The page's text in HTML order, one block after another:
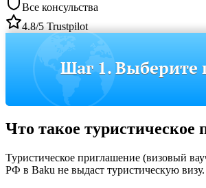
Все консульства
4.8/5 Trustpilot
Шаг 1. Выберите
Что такое туристическое
Туристическое приглашение (визовый
РФ в Baku не выдаст туристическую